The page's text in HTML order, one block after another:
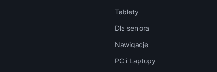
Tablety
Dla seniora
Nawigacje
PC i Laptopy